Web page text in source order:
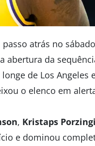
atrás no sábado
abertura da
de Los Angeles
o elenco em
, Kristaps
e dominou